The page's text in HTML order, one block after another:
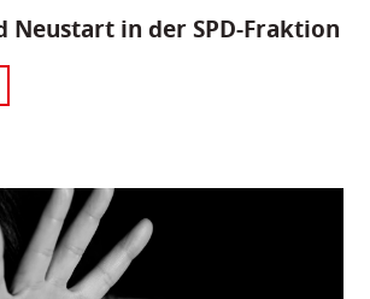
Neustart in der SPD-Fraktion